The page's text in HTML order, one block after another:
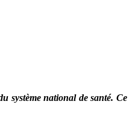
système national de santé. Ce